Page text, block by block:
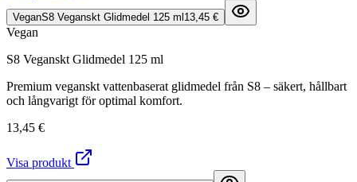
VeganS8 Veganskt Glidmedel 125 ml 13,45 €
Vegan
S8 Veganskt Glidmedel 125 ml
Premium veganskt vattenbaserat glidmedel från S8 – säkert, hållbart
och långvarigt för optimal komfort.
13,45 €
Visa produkt